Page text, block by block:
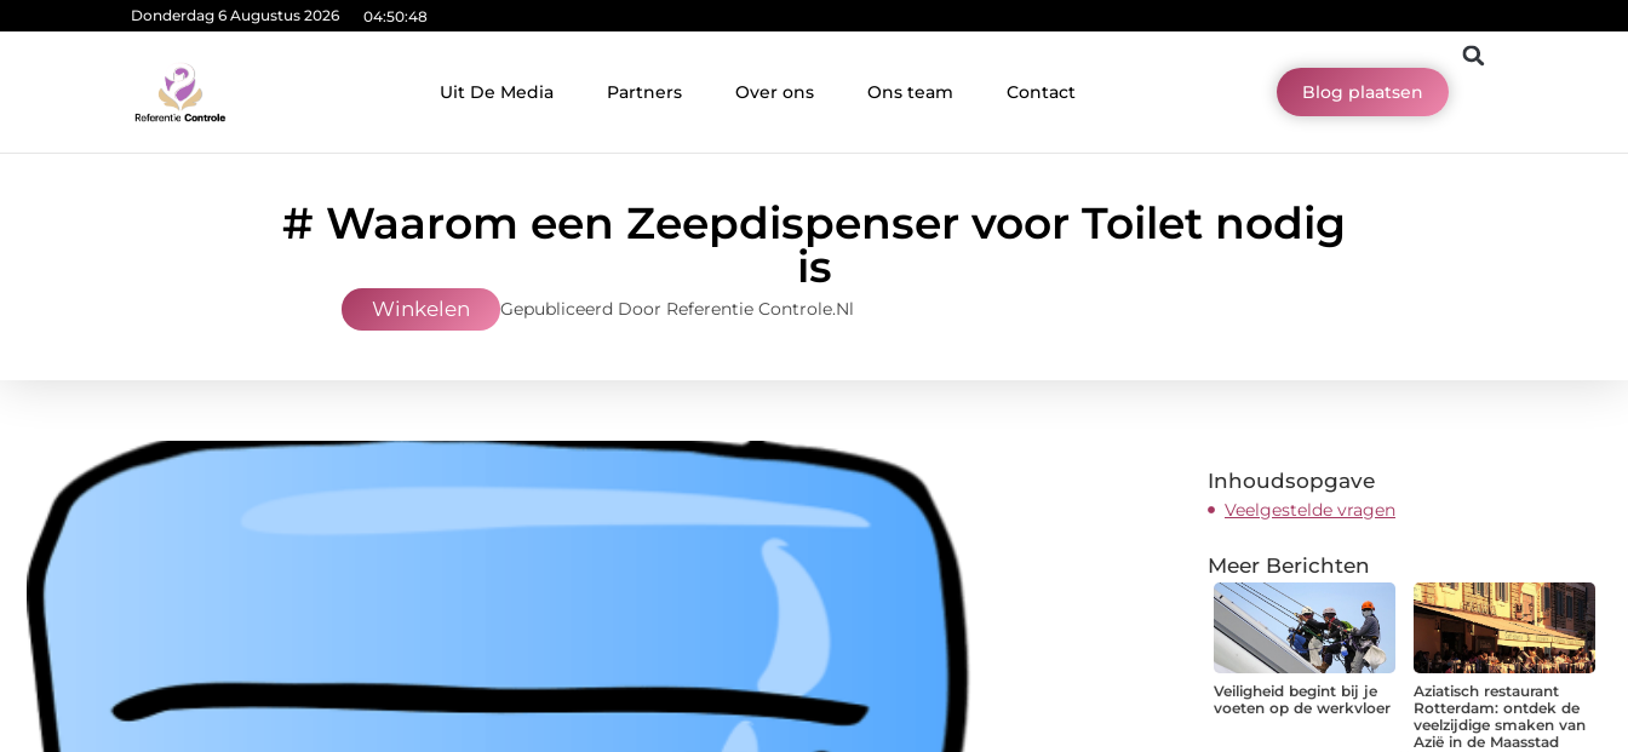
Donderdag 6 Augustus 2026 04:50:49
Uit De Media Partners Over ons Ons team Contact Blog plaatsen
# Waarom een Zeepdispenser voor Toilet nodig
is
Winkelen Gepubliceerd Door Referentie Controle.nl
Inhoudsopgave
Veelgestelde vragen
Meer Berichten
Veiligheid begint bij je
voeten op de werkvloer
Aziatisch restaurant
Rotterdam: ontdek de
veelzijdige smaken van
Azië in de Maasstad